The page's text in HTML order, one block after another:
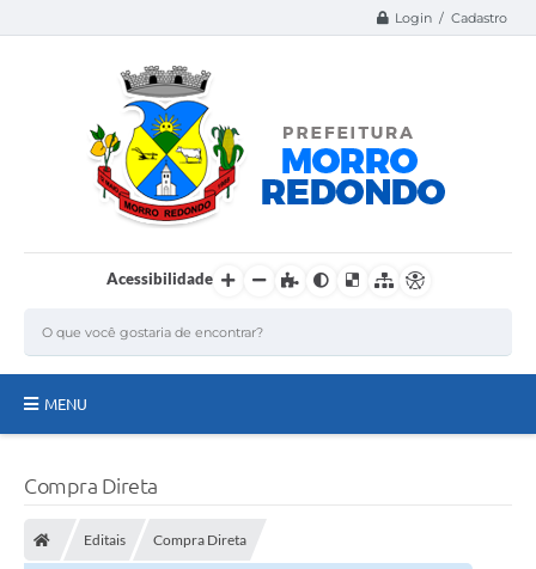
Login / Cadastro
Acessibilidade
MENU
Secretarias
Compra Direta
Editais Compra Direta